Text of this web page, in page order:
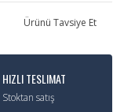
Ürünü Tavsiye Et
HIZLI TESLIMAT
Stoktan satış